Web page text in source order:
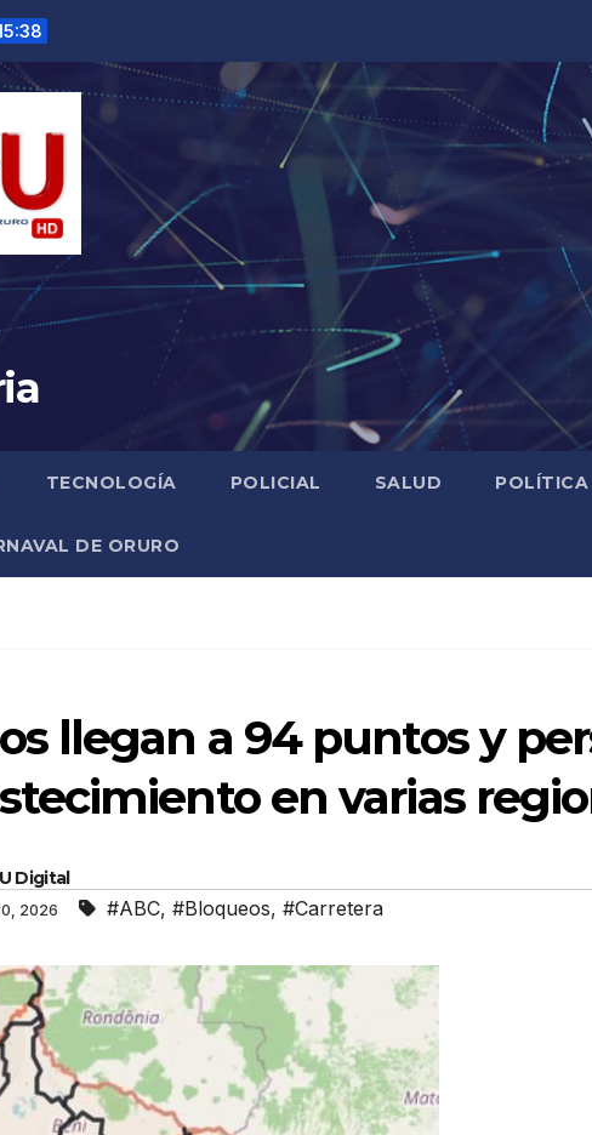
TECNOLOGÍA POLICIAL SALUD POLÍTICA
DE ORURO
llegan a 94 puntos y
en varias
Digital
2026 #ABC, #Bloqueos, #Carretera